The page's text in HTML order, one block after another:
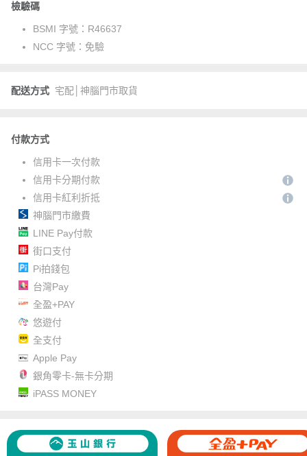
檢驗碼
BSMI 字號： R46637
NCC 字號： 免驗
配送方式 宅配│神腦門市取貨
付款方式
信用卡一次付款
信用卡分期付款
信用卡紅利折抵
神腦門市繳費
LINE Pay付款
街口支付
Pi拍錢包
台灣Pay
全盈+PAY
悠遊付
全支付
Apple Pay
銀角零卡-無卡分期
iPASS MONEY